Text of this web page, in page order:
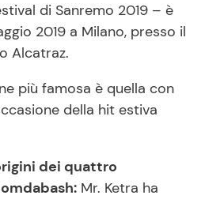
di Sanremo 2019 – è
2019 a Milano, presso il
Alcatraz.
più famosa è quella con
della hit estiva
dei quattro
Mr. Ketra ha